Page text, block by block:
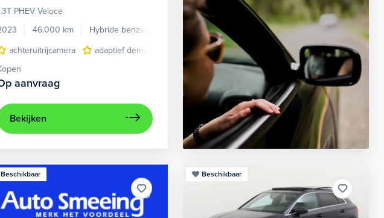
audio installatie premium cruise control adaptief dodehoek detectie
elektrisch
PHEV Veloce
46.000 km Hybride benzine
Automaat
achteruitrijcamera
adaptief demping systeem Apple Carplay/Android Auto
audio
aanvraag
Bekijken
Beschikbaar Beschikbaar